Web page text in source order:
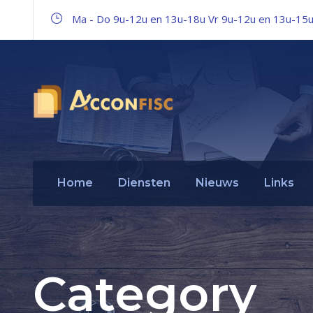
Ma - Do 9u-12u en 13u-18u Vr 9u-12u en 13u-
Home Diensten Nieuws Links
Category